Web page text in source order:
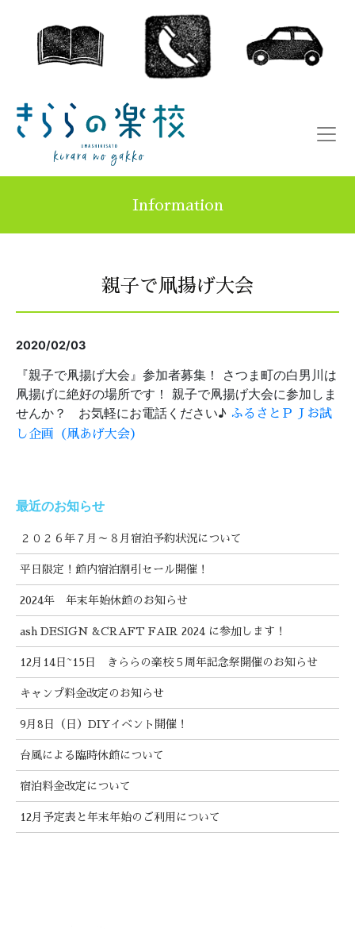
Information
親子で凧揚げ大会
2020/02/03
『親子で凧揚げ大会』参加者募集！ さつま町の白男川は
凧揚げに絶好の場所です！ 親子で凧揚げ大会に参加しま
せんか？ お気軽にお電話ください♪ ふるさとＰＪお試
し企画（凧あげ大会）
最近のお知らせ
２０２６年７月～８月宿泊予約状況について
平日限定！館内宿泊割引セール開催！
2024年 年末年始休館のお知らせ
ash DESIGN &CRAFT FAIR 2024 に参加します！
12月14日~15日 きららの楽校５周年記念祭開催のお知らせ
キャンプ料金改定のお知らせ
9月8日（日）DIYイベント開催！
台風による臨時休館について
宿泊料金改定について
12月予定表と年末年始のご利用について